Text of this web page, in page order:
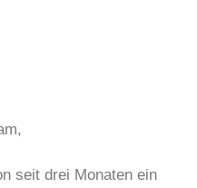
seit drei Monaten ein